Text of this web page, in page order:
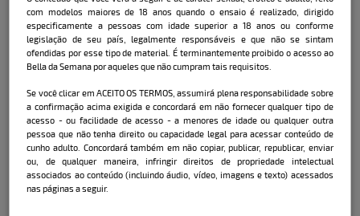
Confira a entrevista que o Bella
fez com a modelo:
Nome: Ellen Leite.
Data de nascimento: 19 de abril de 1991.
Local de nascimento: Presidente
Venceslau (SP).
Mora em: Balneário Camboriú (SC).
Signo: áries.
Medidas
Altura: 1,58 m.
com modelos maiores de 18 anos quando o ensaio é realizado, dirigido
especificamente a pessoas com idade superior a 18 anos ou conforme
legislação de seu país, legalmente responsáveis e que não se sintam
ofendidas por esse tipo de material. É terminantemente proibido o acesso ao
Bella da Semana por aqueles que não cumpram tais requisitos.
Se você clicar em ACEITO OS TERMOS, assumirá plena responsabilidade sobre
a confirmação acima exigida e concordará em não fornecer qualquer tipo de
acesso - ou facilidade de acesso - a menores de idade ou qualquer outra
pessoa que não tenha direito ou capacidade legal para acessar conteúdo de
cunho adulto. Concordará também em não copiar, publicar, republicar, enviar
ou, de qualquer maneira, infringir direitos de propriedade intelectual
associados ao conteúdo (incluindo áudio, vídeo, imagens e texto) acessados
nas páginas a seguir.